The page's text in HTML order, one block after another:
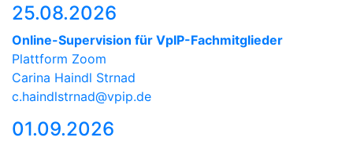
25.08.2026
Online-Supervision für VpIP-Fachmitglieder
Plattform Zoom
Carina Haindl Strnad
c.haindlstrnad@vpip.de
01.09.2026